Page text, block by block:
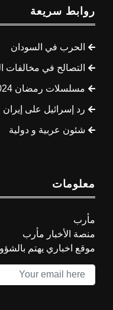
روابط سريعة
الحرب في السودان
التصالح في مخالفات
مسلسلات رمضان 2024
رد إسرائيل على إيران
شئون عربية و دولية
معلومات
مأرب
منصة الأخبار مأرب
موقع اخباري يهتم